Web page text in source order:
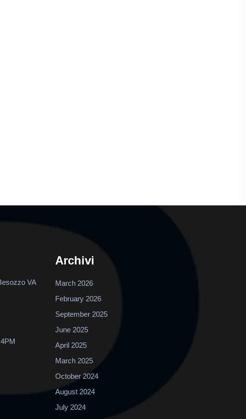
VA
Archivi
March 2026
February 2026
September 2025
June 2025
April 2025
March 2025
October 2024
August 2024
July 2024